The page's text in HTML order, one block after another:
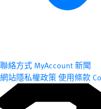
聯絡方式 MyAccount新聞
網站隱私權政策使用條款